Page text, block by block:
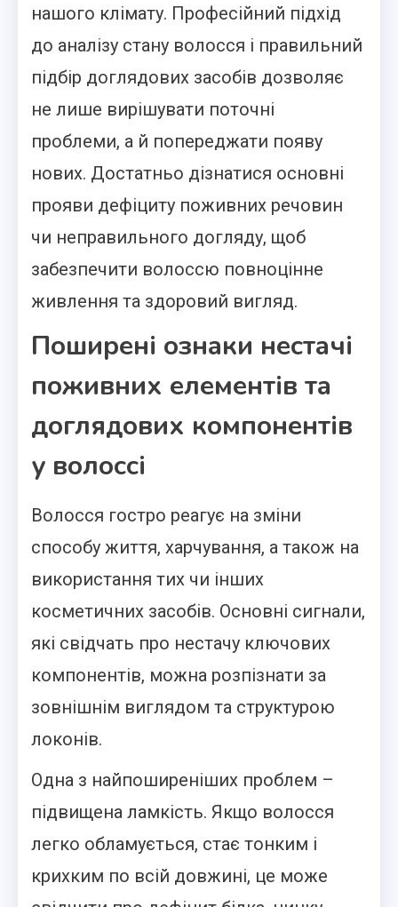
нашого клімату. Професійний підхід
до аналізу стану волосся і правильний
підбір доглядових засобів дозволяє
не лише вирішувати поточні
проблеми, а й попереджати появу
нових. Достатньо дізнатися основні
прояви дефіциту поживних речовин
чи неправильного догляду, щоб
забезпечити волоссю повноцінне
живлення та здоровий вигляд.
Поширені ознаки нестачі
поживних елементів та
доглядових компонентів
у волоссі
Волосся гостро реагує на зміни
способу життя, харчування, а також на
використання тих чи інших
косметичних засобів. Основні сигнали,
які свідчать про нестачу ключових
компонентів, можна розпізнати за
зовнішнім виглядом та структурою
локонів.
Одна з найпоширеніших проблем –
підвищена ламкість. Якщо волосся
легко обламується, стає тонким і
крихким по всій довжині, це може